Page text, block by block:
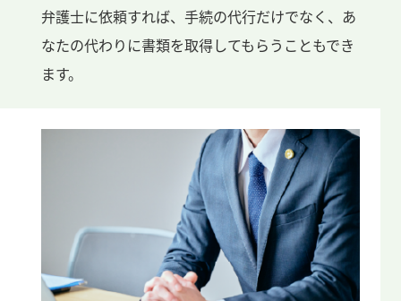
弁護士に依頼すれば、手続の代行だけでなく、あ
なたの代わりに書類を取得してもらうこともでき
ます。